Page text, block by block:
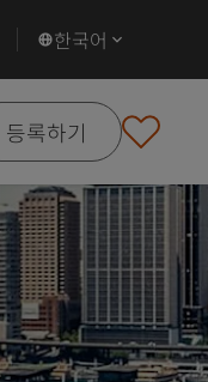
한국어
등록하기